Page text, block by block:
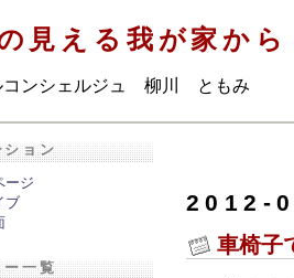
見える我が家か
コンシェルジュ 柳川 ともみ
2012-
車椅子
ション
ージ
ブ
ー一覧